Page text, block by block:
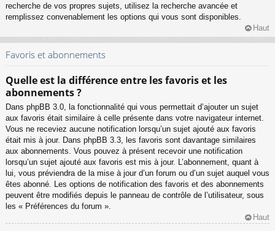
recherche de vos propres sujets, utilisez la recherche avancée et
remplissez convenablement les options qui vous sont disponibles.
Haut
Favoris et abonnements
Quelle est la différence entre les favoris et les
abonnements ?
Dans phpBB 3.0, la fonctionnalité qui vous permettait d’ajouter un sujet
aux favoris était similaire à celle présente dans votre navigateur internet.
Vous ne receviez aucune notification lorsqu’un sujet ajouté aux favoris
était mis à jour. Dans phpBB 3.3, les favoris sont davantage similaires
aux abonnements. Vous pouvez à présent recevoir une notification
lorsqu’un sujet ajouté aux favoris est mis à jour. L’abonnement, quant à
lui, vous préviendra de la mise à jour d’un forum ou d’un sujet auquel vous
êtes abonné. Les options de notification des favoris et des abonnements
peuvent être modifiés depuis le panneau de contrôle de l’utilisateur, sous
les « Préférences du forum ».
Haut